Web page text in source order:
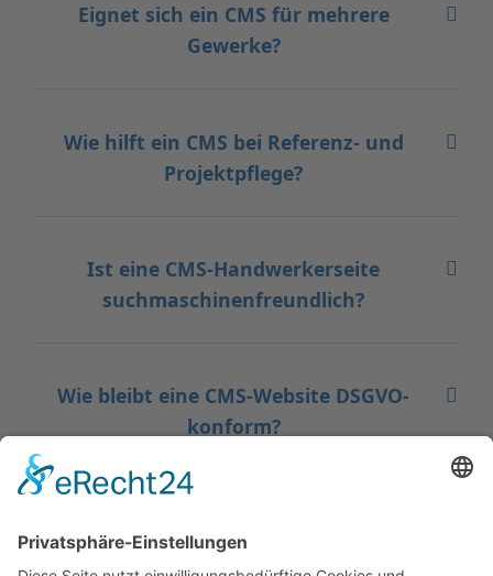
Eignet sich ein CMS für mehrere
Gewerke?
Wie hilft ein CMS bei Referenz- und
Projektpflege?
Ist eine CMS-Handwerkerseite
suchmaschinenfreundlich?
Wie bleibt eine CMS-Website DSGVO-
konform?